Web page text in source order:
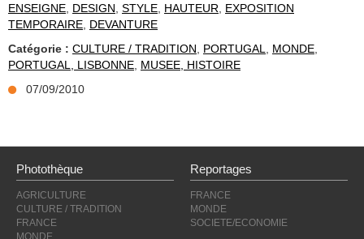
ENSEIGNE, DESIGN, STYLE, HAUTEUR, EXPOSITION
TEMPORAIRE, DEVANTURE
Catégorie : CULTURE / TRADITION, PORTUGAL, MONDE,
PORTUGAL, LISBONNE, MUSEE, HISTOIRE
07/09/2010
Photothèque
AGRICULTURE
CULTURE / TRADITION
FRANCE
Reportages
FRANCE
MONDE
SOCIETE/ECONOMIE